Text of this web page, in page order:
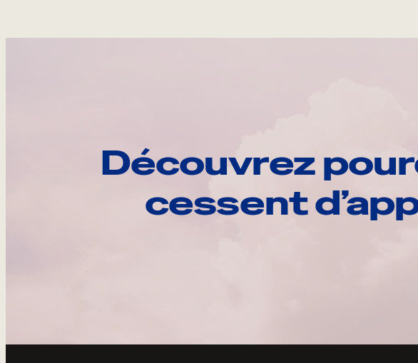
Découvrez
cessent